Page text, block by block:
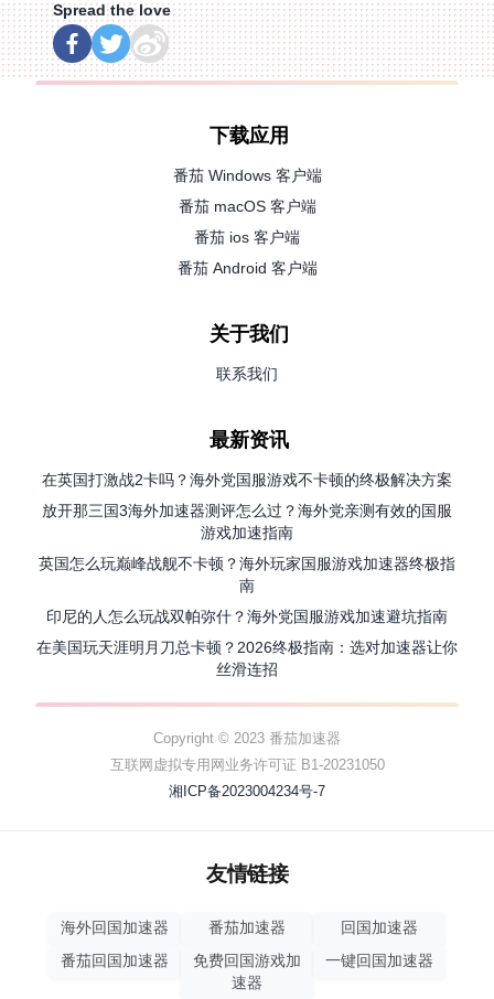
Spread the love
下载应用
番茄 Windows 客户端
番茄 macOS 客户端
番茄 ios 客户端
番茄 Android 客户端
关于我们
联系我们
最新资讯
在英国打激战2卡吗？海外党国服游戏不卡顿的终极解决方案
放开那三国3海外加速器测评怎么过？海外党亲测有效的国服
游戏加速指南
英国怎么玩巅峰战舰不卡顿？海外玩家国服游戏加速器终极指
南
印尼的人怎么玩战双帕弥什？海外党国服游戏加速避坑指南
在美国玩天涯明月刀总卡顿？2026终极指南：选对加速器让你
丝滑连招
Copyright © 2023 番茄加速器
互联网虚拟专用网业务许可证 B1-20231050
湘ICP备2023004234号-7
友情链接
海外回国加速器 番茄加速器
回国加速器
番茄回国加速器
免费回国游戏加
速器
一键回国加速器